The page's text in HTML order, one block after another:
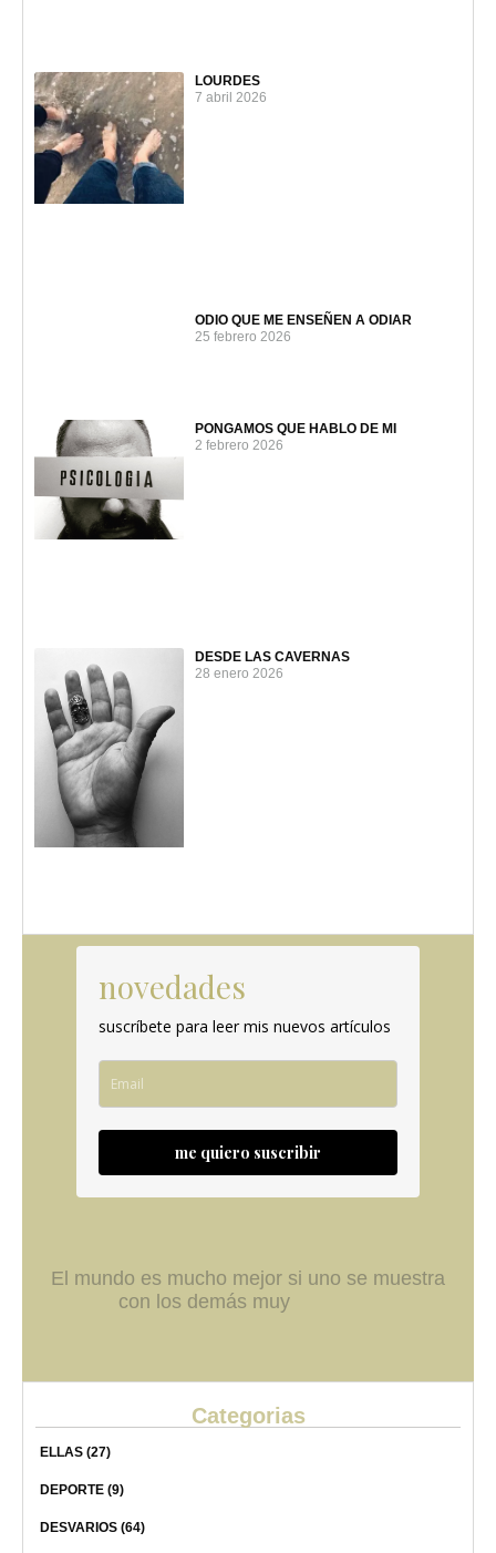
LOURDES
7 abril 2026
ODIO QUE ME ENSEÑEN A ODIAR
25 febrero 2026
PONGAMOS QUE HABLO DE MI
2 febrero 2026
DESDE LAS CAVERNAS
28 enero 2026
novedades
suscríbete para leer mis nuevos artículos
me quiero suscribir
El mundo es mucho mejor si uno se muestra
con los demás muy
Categorias
ELLAS (27)
DEPORTE (9)
DESVARIOS (64)